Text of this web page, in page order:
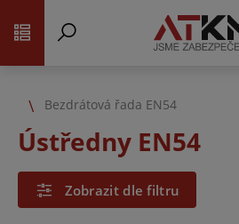
Bezdrátová řada EN54
Ústředny EN54
Zobrazit dle filtru